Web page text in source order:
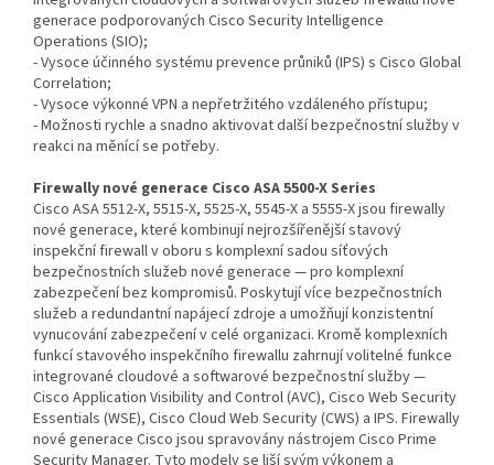
generace podporovaných Cisco Security Intelligence
Operations (SIO);
- Vysoce účinného systému prevence průniků (IPS) s Cisco Global
Correlation;
- Vysoce výkonné VPN a nepřetržitého vzdáleného přístupu;
- Možnosti rychle a snadno aktivovat další bezpečnostní služby v
reakci na měnící se potřeby.
Firewally nové generace Cisco ASA 5500-X Series
Cisco ASA 5512-X, 5515-X, 5525-X, 5545-X a 5555-X jsou firewally
nové generace, které kombinují nejrozšířenější stavový
inspekční firewall v oboru s komplexní sadou síťových
bezpečnostních služeb nové generace — pro komplexní
zabezpečení bez kompromisů. Poskytují více bezpečnostních
služeb a redundantní napájecí zdroje a umožňují konzistentní
vynucování zabezpečení v celé organizaci. Kromě komplexních
funkcí stavového inspekčního firewallu zahrnují volitelné funkce
integrované cloudové a softwarové bezpečnostní služby —
Cisco Application Visibility and Control (AVC), Cisco Web Security
Essentials (WSE), Cisco Cloud Web Security (CWS) a IPS. Firewally
nové generace Cisco jsou spravovány nástrojem Cisco Prime